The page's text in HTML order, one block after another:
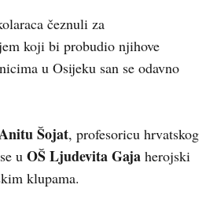
čeznuli za
koji bi probudio njihove
u Osijeku san se odavno
Šojat, profesoricu hrvatskog
u OŠ Ljudevita Gaja herojski
klupama.